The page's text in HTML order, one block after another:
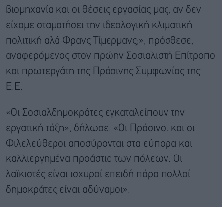
βιομηχανία και οι θέσεις εργασίας μας, αν δεν
είχαμε σταματήσει την ιδεολογική κλιματική
πολιτική αλά Φρανς Τίμερμανς;», πρόσθεσε,
αναφερόμενος στον πρώην Σοσιαλιστή Επίτροπο
και πρωτεργάτη της Πράσινης Συμφωνίας της
Ε.Ε.
«Οι Σοσιαλδημοκράτες εγκαταλείπουν την
εργατική τάξη», δήλωσε. «Οι Πράσινοι και οι
Φιλελεύθεροι αποσύρονται στα εύπορα και
καλλιεργημένα προάστια των πόλεων. Οι
λαϊκιστές είναι ισχυροί επειδή πάρα πολλοί
δημοκράτες είναι αδύναμοι».